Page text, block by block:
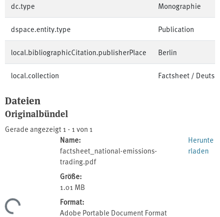
dc.type Monographie
dspace.entity.type Publication
local.bibliographicCitation.publisherPlace Berlin
local.collection Factsheet /
Dateien
Originalbündel
Gerade angezeigt1 - 1 von 1
Lade...
Name:
factsheet_national-emissions-
trading.pdf
Größe:
1.01 MB
Format:
Adobe Portable Document Format
Herunte
rladen